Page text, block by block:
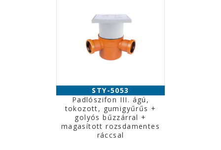
STY-5053
Padlószifon III. ágú,
tokozott, gumigyűrűs +
golyós bűzzárral +
magasított rozsdamentes
ráccsal